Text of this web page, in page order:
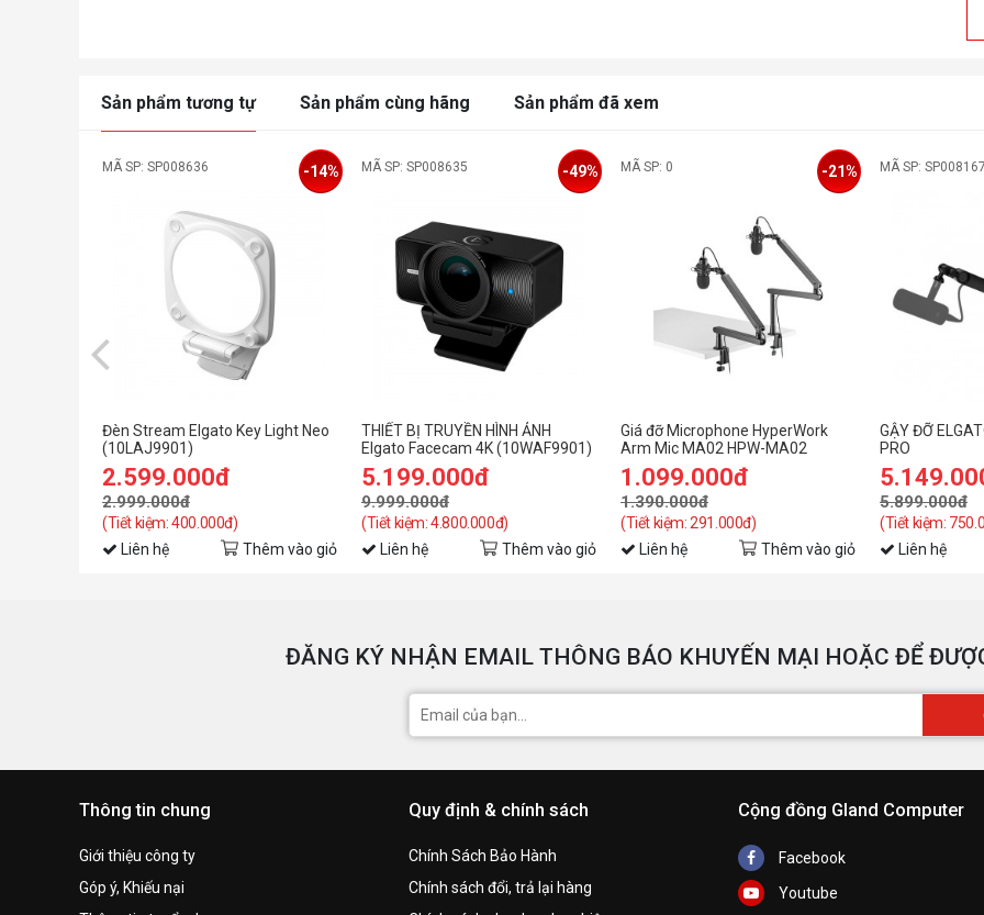
Sản phẩm tương tự Sản phẩm cùng hãng Sản phẩm đã xem
MÃ SP: SP008636
Đèn Stream Elgato Key Light Neo
(10LAJ9901)
2.599.000đ
2.999.000đ
(Tiết kiệm: 400.000đ)
-14%
Liên hệ Thêm vào giỏ
MÃ SP: SP008635
THIẾT BỊ TRUYỀN HÌNH ẢNH
Elgato Facecam 4K (10WAF9901)
5.199.000đ
9.999.000đ
(Tiết kiệm: 4.800.000đ)
-49%
Liên hệ Thêm vào giỏ
MÃ SP: 0
Giá đỡ Microphone HyperWork
Arm Mic MA02 HPW-MA02
1.099.000đ
1.390.000đ
(Tiết kiệm: 291.000đ)
-21%
Liên hệ Thêm vào giỏ
MÃ SP: SP008167
GẬY ĐỠ
PRO
5.899.000đ
(Tiết kiệm:
Liên hệ
ĐĂNG KÝ NHẬN EMAIL THÔNG BÁO KHUYẾN MẠI HOẶC ĐỂ
Thông tin chung
Giới thiệu công ty
Góp ý, Khiếu nại
Quy định & chính sách
Chính Sách Bảo Hành
Chính sách đổi, trả lại hàng
Cộng đồng Gland Computer
Facebook
Youtube